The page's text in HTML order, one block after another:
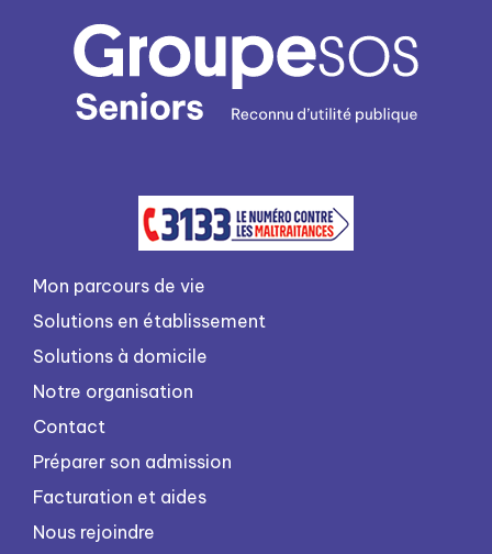
Mon parcours de vie
Solutions en établissement
Solutions à domicile
Notre organisation
Contact
Préparer son admission
Facturation et aides
Nous rejoindre